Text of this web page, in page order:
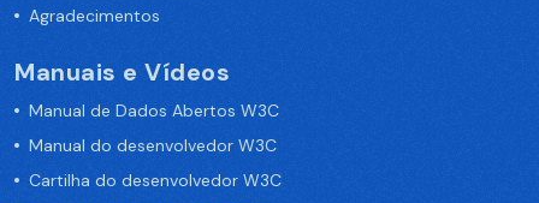
Agradecimentos
Manuais e Vídeos
Manual de Dados Abertos W3C
Manual do desenvolvedor W3C
Cartilha do desenvolvedor W3C